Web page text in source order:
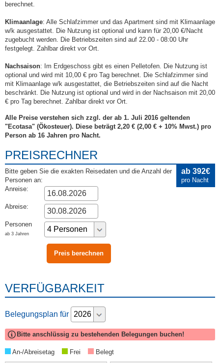
berechnet.
Klimaanlage: Alle Schlafzimmer und das Apartment sind mit Klimaanlage
w/k ausgestattet. Die Nutzung ist optional und kann für 20,00 €/Nacht
zugebucht werden. Die Betriebszeiten sind auf 22.00 - 08:00 Uhr
festgelegt. Zahlbar direkt vor Ort.
Nachsaison: Im Erdgeschoss gibt es einen Pelletofen. Die Nutzung ist
optional und wird mit 10,00 € pro Tag berechnet. Die Schlafzimmer sind
mit Klimaanlage w/k ausgestattet, die Betriebszeiten sind auf die Nacht
beschränkt. Die Nutzung ist optional und wird in der Nachsaison mit 20,00
€ pro Tag berechnet. Zahlbar direkt vor Ort.
Alle Preise verstehen sich zzgl. der ab 1. Juli 2016 geltenden
"Ecotasa" (Ökosteuer). Diese beträgt 2,20 € (2,00 € + 10% Mwst.) pro
Person ab 16 Jahren pro Nacht.
ab 392€
pro Nacht
PREISRECHNER
Bitte geben Sie die exakten Reisedaten und die Anzahl der
Personen an:
Anreise:
Abreise:
Personen
ab 3 Jahren
VERFÜGBARKEIT
Belegungsplan für
Bitte anschlüssig zu bestehenden Belegungen buchen!
An-/Abreisetag Frei Belegt